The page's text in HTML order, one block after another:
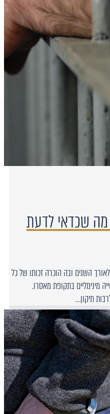
מה שכדאי לדעת
השנים ובה הוכרה זכותו של כל
מינימליים בתקופת מאסרו.
תיקון…